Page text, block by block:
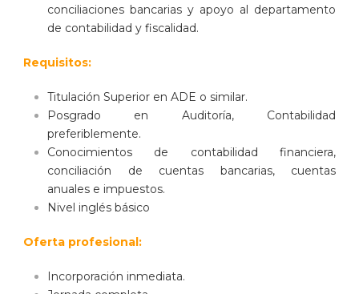
conciliaciones bancarias y apoyo al departamento
de contabilidad y fiscalidad.
Requisitos:
Titulación Superior en ADE o similar.
Posgrado en Auditoría, Contabilidad
preferiblemente.
Conocimientos de contabilidad financiera,
conciliación de cuentas bancarias, cuentas
anuales e impuestos.
Nivel inglés básico
Oferta profesional:
Incorporación inmediata.